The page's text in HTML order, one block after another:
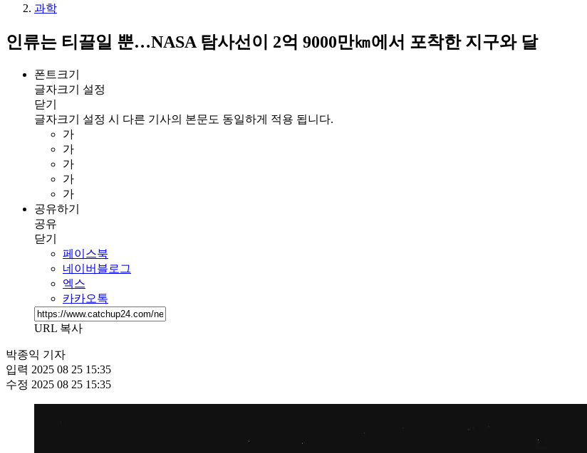
과학
인류는 티끌일 뿐…NASA 탐사선이 2억 9000만㎞에서 포착한 지구와 달
폰트크기
글자크기 설정
닫기
글자크기 설정 시 다른 기사의 본문도 동일하게 적용 됩니다.
가
가
가
가
가
공유하기
공유
닫기
페이스북
네이버블로그
엑스
카카오톡
URL 복사
박종익 기자
입력 2025 08 25 15:35
수정 2025 08 25 15:35